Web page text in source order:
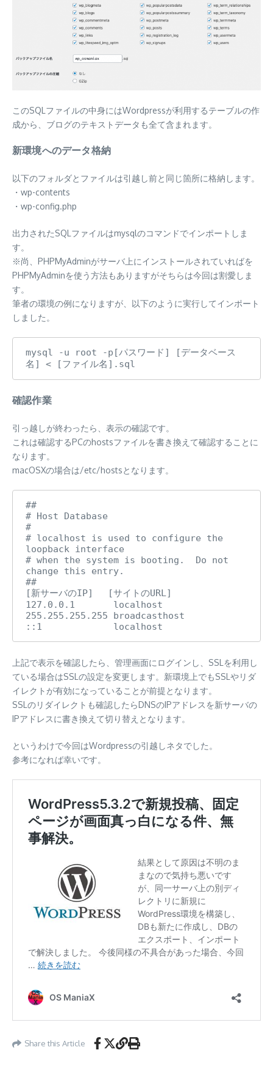
このSQLファイルの中身にはWordpressが利用するテーブルの作
成から、ブログのテキストデータも全て含まれます。
新環境へのデータ格納
以下のフォルダとファイルは引越し前と同じ箇所に格納します。
・wp-contents
・wp-config.php
出力されたSQLファイルはmysqlのコマンドでインポートしま
す。
※尚、PHPMyAdminがサーバ上にインストールされていればを
PHPMyAdminを使う方法もありますがそちらは今回は割愛しま
す。
筆者の環境の例になりますが、以下のように実行してインポート
しました。
mysql -u root -p[パスワード] [データベース
名] < [ファイル名].sql
確認作業
引っ越しが終わったら、表示の確認です。
これは確認するPCのhostsファイルを書き換えて確認することに
なります。
macOSXの場合は/etc/hostsとなります。
##
# Host Database
#
# localhost is used to configure the
loopback interface
# when the system is booting.  Do not
change this entry.
##
[新サーバのIP]　 [サイトのURL]
127.0.0.1       localhost
255.255.255.255 broadcasthost
::1             localhost
上記で表示を確認したら、管理画面にログインし、SSLを利用し
ている場合はSSLの設定を変更します。新環境上でもSSLやリダ
イレクトが有効になっていることが前提となります。
SSLのリダイレクトも確認したらDNSのIPアドレスを新サーバの
IPアドレスに書き換えて切り替えとなります。
というわけで今回はWordpressの引越しネタでした。
参考になれば幸いです。
Share this Article